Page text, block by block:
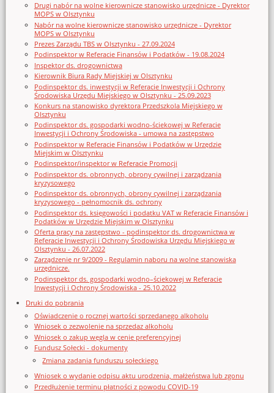
Drugi nabór na wolne kierownicze stanowisko urzędnicze - Dyrektor
MOPS w Olsztynku
Nabór na wolne kierownicze stanowisko urzędnicze - Dyrektor
MOPS w Olsztynku
Prezes Zarządu TBS w Olsztynku - 27.09.2024
Podinspektor w Referacie Finansów i Podatków - 19.08.2024
Inspektor ds. drogownictwa
Kierownik Biura Rady Miejskiej w Olsztynku
Podinspektor ds. inwestycji w Referacie Inwestycji i Ochrony
Środowiska Urzędu Miejskiego w Olsztynku - 25.09.2023
Konkurs na stanowisko dyrektora Przedszkola Miejskiego w
Olsztynku
Podinspektor ds. gospodarki wodno-ściekowej w Referacie
Inwestycji i Ochrony Środowiska - umowa na zastępstwo
Podinspektor w Referacie Finansów i Podatków w Urzędzie
Miejskim w Olsztynku
Podinspektor/inspektor w Referacie Promocji
Podinspektor ds. obronnych, obrony cywilnej i zarządzania
kryzysowego
Podinspektor ds. obronnych, obrony cywilnej i zarządzania
kryzysowego - pełnomocnik ds. ochrony
Podinspektor ds. księgowości i podatku VAT w Referacie Finansów i
Podatków w Urzędzie Miejskim w Olsztynku
Oferta pracy na zastępstwo - podinspektor ds. drogownictwa w
Referacie Inwestycji i Ochrony Środowiska Urzędu Miejskiego w
Olsztynku - 26.07.2022
Zarządzenie nr 9/2009 - Regulamin naboru na wolne stanowiska
urzędnicze.
Podinspektor ds. gospodarki wodno–ściekowej w Referacie
Inwestycji i Ochrony Środowiska - 25.10.2022
Druki do pobrania
Oświadczenie o rocznej wartości sprzedanego alkoholu
Wniosek o zezwolenie na sprzedaz alkoholu
Wniosek o zakup węgla w cenie preferencyjnej
Fundusz Sołecki - dokumenty
Zmiana zadania funduszu sołeckiego
Wniosek o wydanie odpisu aktu urodzenia, małżeństwa lub zgonu
Przedłużenie terminu płatności z powodu COVID-19